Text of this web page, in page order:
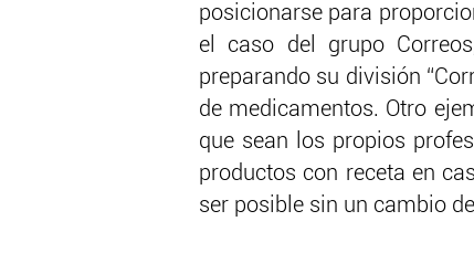
posicionarse para
el caso del grupo
preparando su división
de medicamentos. Otro
que sean los propios
productos con receta en
ser posible sin un cambio